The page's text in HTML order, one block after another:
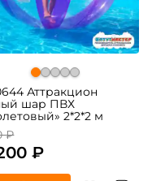
Аттракцион
шар ПВХ
2*2*2 м
₽
₽